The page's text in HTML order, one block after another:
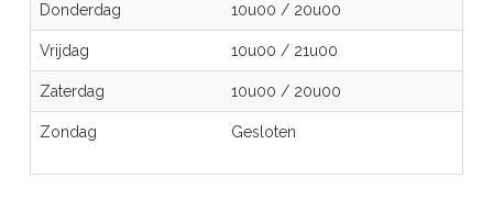
Donderdag 10u00 /20u00
Vrijdag 10u00 /21u00
Zaterdag 10u00 /20u00
Zondag Gesloten